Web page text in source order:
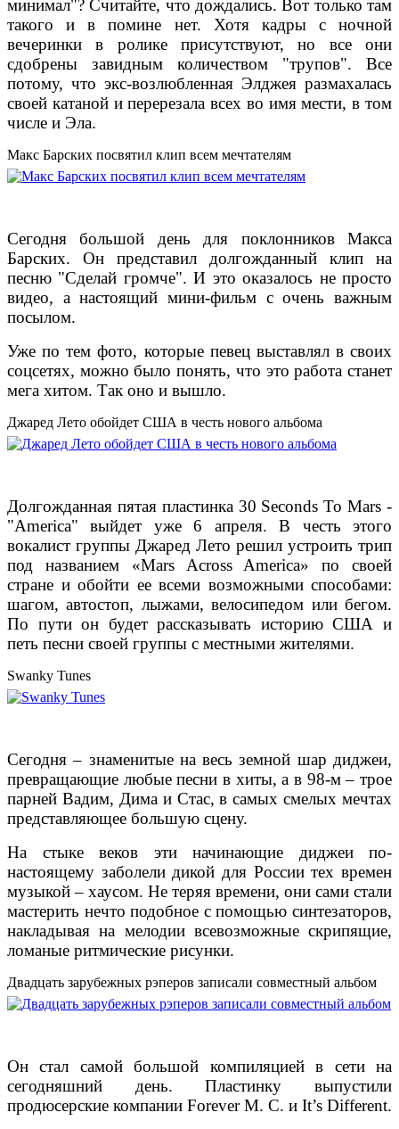
минимал"? Считайте, что дождались. Вот только там
такого и в помине нет. Хотя кадры с ночной
вечеринки в ролике присутствуют, но все они
сдобрены завидным количеством "трупов". Все
потому, что экс-возлюбленная Элджея размахалась
своей катаной и перерезала всех во имя мести, в том
числе и Эла.
Макс Барских посвятил клип всем мечтателям
Сегодня большой день для поклонников Макса
Барских. Он представил долгожданный клип на
песню "Сделай громче". И это оказалось не просто
видео, а настоящий мини-фильм с очень важным
посылом.
Уже по тем фото, которые певец выставлял в своих
соцсетях, можно было понять, что это работа станет
мега хитом. Так оно и вышло.
Джаред Лето обойдет США в честь нового альбома
Долгожданная пятая пластинка 30 Seconds To Mars -
"America" выйдет уже 6 апреля. В честь этого
вокалист группы Джаред Лето решил устроить трип
под названием «Mars Across America» по своей
стране и обойти ее всеми возможными способами:
шагом, автостоп, лыжами, велосипедом или бегом.
По пути он будет рассказывать историю США и
петь песни своей группы с местными жителями.
Swanky Tunes
Сегодня – знаменитые на весь земной шар диджеи,
превращающие любые песни в хиты, а в 98-м – трое
парней Вадим, Дима и Стас, в самых смелых мечтах
представляющее большую сцену.
На стыке веков эти начинающие диджеи по-
настоящему заболели дикой для России тех времен
музыкой – хаусом. Не теряя времени, они сами стали
мастерить нечто подобное с помощью синтезаторов,
накладывая на мелодии всевозможные скрипящие,
ломаные ритмические рисунки.
Двадцать зарубежных рэперов записали совместный альбом
Он стал самой большой компиляцией в сети на
сегодняшний день. Пластинку выпустили
продюсерские компании Forever M. C. и It’s Different.